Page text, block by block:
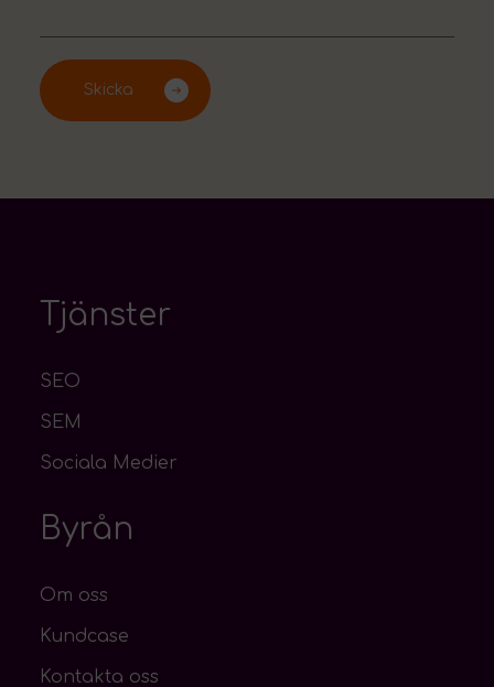
Tjänster
SEO
SEM
Sociala Medier
Byrån
Om oss
Kundcase
Kontakta oss